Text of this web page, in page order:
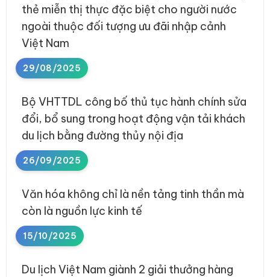
thẻ miễn thị thực đặc biệt cho người nước
ngoài thuộc đối tượng ưu đãi nhập cảnh
Việt Nam
29/08/2025
Bộ VHTTDL công bố thủ tục hành chính sửa
đổi, bổ sung trong hoạt động vận tải khách
du lịch bằng đường thủy nội địa
26/09/2025
Văn hóa không chỉ là nền tảng tinh thần mà
còn là nguồn lực kinh tế
15/10/2025
Du lịch Việt Nam giành 2 giải thưởng hàng